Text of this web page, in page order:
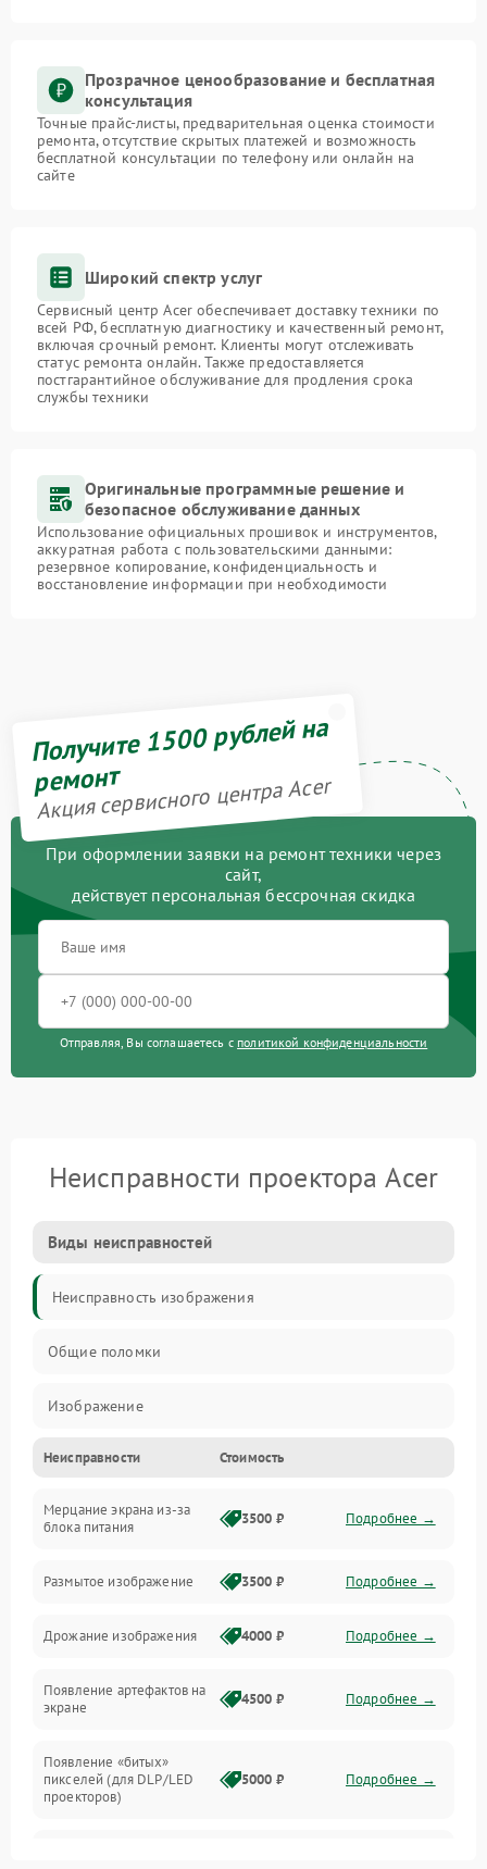
Прозрачное ценообразование и бесплатная
консультация
Точные прайс-листы, предварительная оценка стоимости
ремонта, отсутствие скрытых платежей и возможность
бесплатной консультации по телефону или онлайн на
сайте
Широкий спектр услуг
Сервисный центр Acer обеспечивает доставку техники по
всей РФ, бесплатную диагностику и качественный ремонт,
включая срочный ремонт. Клиенты могут отслеживать
статус ремонта онлайн. Также предоставляется
постгарантийное обслуживание для продления срока
службы техники
Оригинальные программные решение и
безопасное обслуживание данных
Использование официальных прошивок и инструментов,
аккуратная работа с пользовательскими данными:
резервное копирование, конфиденциальность и
восстановление информации при необходимости
Получите 1500 рублей на
ремонт
Акция сервисного центра Acer
При оформлении заявки на ремонт техники через
сайт,
действует персональная бессрочная скидка
Отправляя, Вы соглашаетесь с политикой конфиденциальности
Неисправности проектора Acer
Виды неисправностей
Неисправность изображения
Общие поломки
Изображение
Лампа подсветки
Неисправность управления и интерфейсов
Неисправности Стоимость
Мерцание экрана из-за
блока питания
3500 ₽ Подробнее →
Размытое изображение 3500 ₽ Подробнее →
Дрожание изображения 4000 ₽ Подробнее →
Появление артефактов на
экране
4500 ₽ Подробнее →
Появление «битых»
пикселей (для DLP/LED
проекторов)
5000 ₽ Подробнее →